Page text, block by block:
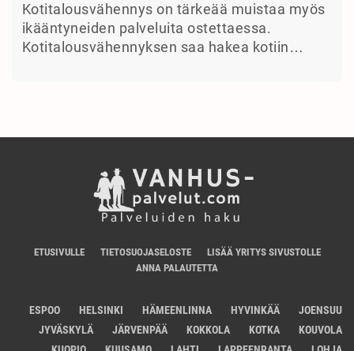
Kotitalousvähennys on tärkeää muistaa myös
ikääntyneiden palveluita ostettaessa.
Kotitalousvähennyksen saa hakea kotiin…
ETUSIVULLE TIETOSUOJASELOSTE
LISÄÄ YRITYS SIVUSTOLLE
ANNA PALAUTETTA
ESPOO HELSINKI HÄMEENLINNA HYVINKÄÄ
JOENSUU
JYVÄSKYLÄ
JÄRVENPÄÄ KOKKOLA KOTKA
KOUVOLA